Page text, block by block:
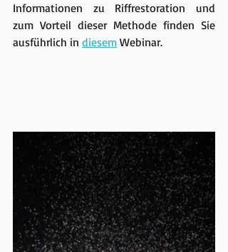
Informationen zu Riffrestoration und
zum Vorteil dieser Methode finden Sie
ausführlich in diesem Webinar.